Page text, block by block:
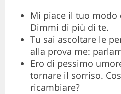
Mi piace il tuo modo
Dimmi di più di te.
Tu sai ascoltare le
alla prova me:
Ero di pessimo
tornare il sorriso.
ricambiare?